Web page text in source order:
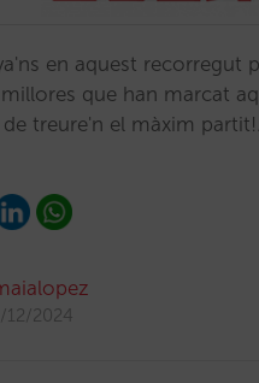
en aquest recorregut
que han marcat
de treure'n el màxim
12/2024